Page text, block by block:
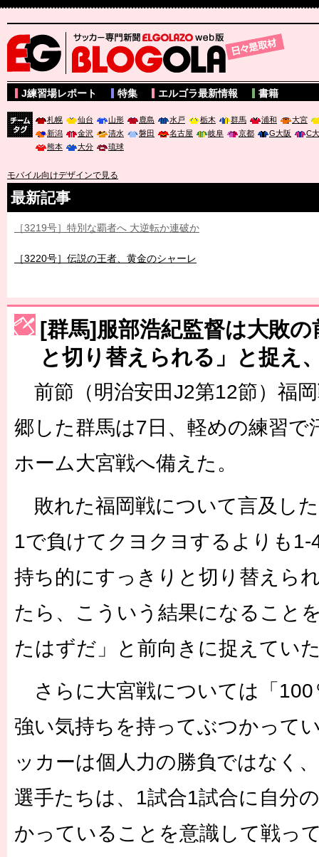
サッカー専門新聞ELGOLAZO web版 BLOGOLA
J練習場レポート 特集 エルゴラ最新情報 書籍
札幌 仙台 山形 鹿島 水戸 栃木 群馬 浦和
大宮
新潟
金沢 清水 磐田 名古屋 岐阜 京都 G大阪
C
熊本
大分 琉球
モバイル向けデザインで見る
最新記事
［3219号］特別な覇者へ 大逆転か連破か
［3220号］伝説の王者、黄金のシャーレ
［3230号］世界一への夢は終わらない
［3223号］一丸。日本出陣
［3222号］史上最大のW杯開幕 注目は「個」
長谷川 アーリアジャスールさんがシンポジウム「気候変動から命
[群馬]服部浩紀監督は大敗
と切り替えられる」と捉え
前節（明治安田J2第12節）福
郷した群馬は7日、軽めの練習で
ホーム大宮戦へ備えた。
敗れた福岡戦について言及し
1で負けてクヨクヨするよりも1-
持ち的にすっきりと切り替えら
たら、こういう結果になること
たはずだ」と前向きに捉えてい
さらに大宮戦については「100
強い気持ちを持ってぶつかって
ッカーは個人力の勝負ではなく
選手たちは、1試合1試合に自分
かっていることを意識して戦っ